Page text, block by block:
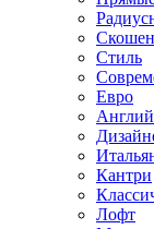
Стиль
Евро
Кантри
Лофт